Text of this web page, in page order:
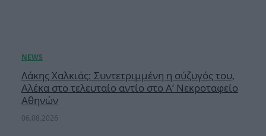
Λάκης Χαλκιάς: Συντετριμμένη η σύζυγός του,
Αλέκα στο τελευταίο αντίο στο Α’ Νεκροταφείο
Αθηνών
06.08.2026